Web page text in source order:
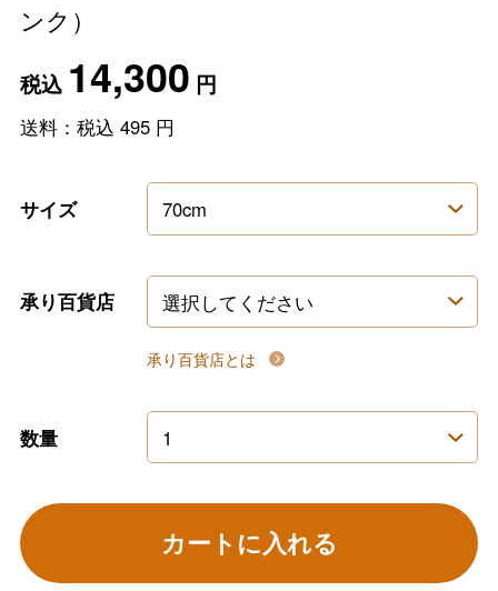
ンク）
税込 14,300 円
送料：税込 495円
サイズ
承り百貨店
承り百貨店とは
数量
カートに入れる